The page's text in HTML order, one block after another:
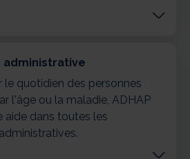
administrative
le quotidien des personnes
l'âge ou la maladie, ADHAP
aide dans toutes les